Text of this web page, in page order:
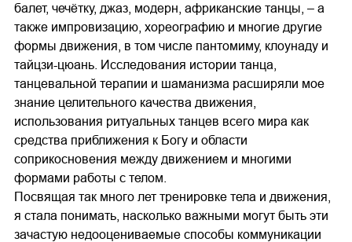
балет, чечётку, джаз, модерн, африканские танцы, – а
также импровизацию, хореографию и многие другие
формы движения, в том числе пантомиму, клоунаду и
тайцзи-цюань. Исследования истории танца,
танцевальной терапии и шаманизма расширяли мое
знание целительного качества движения,
использования ритуальных танцев всего мира как
средства приближения к Богу и области
соприкосновения между движением и многими
формами работы с телом.
Посвящая так много лет тренировке тела и движения,
я стала понимать, насколько важными могут быть эти
зачастую недооцениваемые способы коммуникации